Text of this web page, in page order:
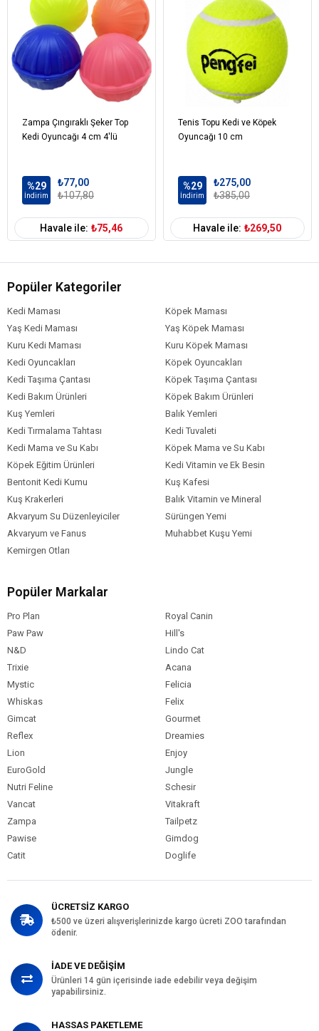
Zampa Çıngıraklı Şeker Top
Kedi Oyuncağı 4 cm 4'lü
%29
İndirim
₺77,00
₺107,80
Havale ile: ₺75,46
Tenis Topu Kedi ve Köpek
Oyuncağı 10 cm
%29
İndirim
₺275,00
₺385,00
Havale ile: ₺269,50
Popüler Kategoriler
Kedi Maması
Köpek Maması
Yaş Kedi Maması
Yaş Köpek Maması
Kuru Kedi Maması
Kuru Köpek Maması
Kedi Oyuncakları
Köpek Oyuncakları
Kedi Taşıma Çantası
Köpek Taşıma Çantası
Kedi Bakım Ürünleri
Köpek Bakım Ürünleri
Kuş Yemleri
Balık Yemleri
Kedi Tırmalama Tahtası
Kedi Tuvaleti
Kedi Mama ve Su Kabı
Köpek Mama ve Su Kabı
Köpek Eğitim Ürünleri
Kedi Vitamin ve Ek Besin
Bentonit Kedi Kumu
Kuş Kafesi
Kuş Krakerleri
Balık Vitamin ve Mineral
Akvaryum Su Düzenleyiciler
Sürüngen Yemi
Akvaryum ve Fanus
Muhabbet Kuşu Yemi
Kemirgen Otları
Popüler Markalar
Pro Plan
Royal Canin
Paw Paw
Hill's
N&D
Lindo Cat
Trixie
Acana
Mystic
Felicia
Whiskas
Felix
Gimcat
Gourmet
Reflex
Dreamies
Lion
Enjoy
EuroGold
Jungle
Nutri Feline
Schesir
Vancat
Vitakraft
Zampa
Tailpetz
Pawise
Gimdog
Catit
Doglife
ÜCRETSİZ KARGO
₺500 ve üzeri alışverişlerinizde kargo ücreti ZOO tarafından
ödenir.
İADE VE DEĞİŞİM
Ürünleri 14 gün içerisinde iade edebilir veya değişim
yapabilirsiniz.
HASSAS PAKETLEME